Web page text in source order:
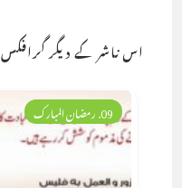
اس ناشر کے دیگر گرافکس
09. رمضان المبارک